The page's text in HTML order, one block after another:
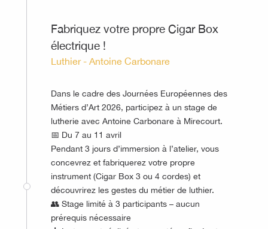
Fabriquez votre propre Cigar Box
électrique !
Luthier - Antoine Carbonare
Dans le cadre des Journées Européennes des
Métiers d’Art 2026, participez à un stage de
lutherie avec Antoine Carbonare à Mirecourt.
📅 Du 7 au 11 avril
Pendant 3 jours d’immersion à l’atelier, vous
concevrez et fabriquerez votre propre
instrument (Cigar Box 3 ou 4 cordes) et
découvrirez les gestes du métier de luthier.
👥 Stage limité à 3 participants – aucun
prérequis nécessaire